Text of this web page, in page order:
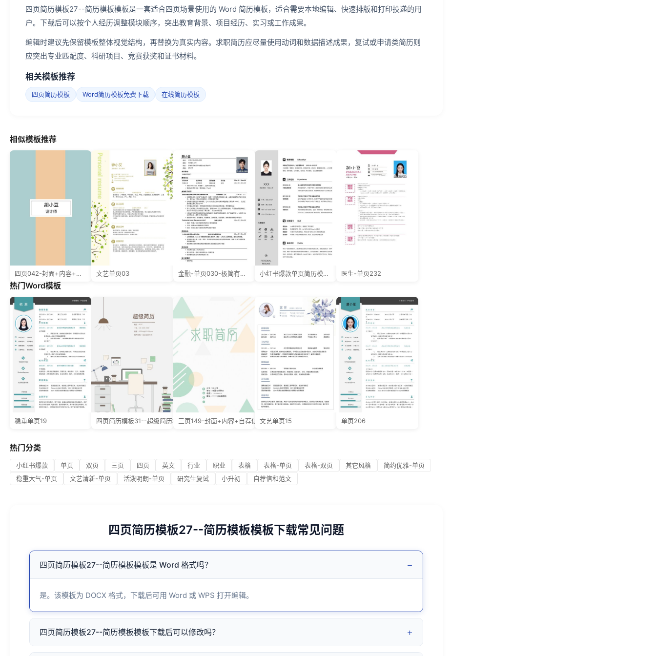
四页简历模板27--简历模板模板是一套适合四页场景使用的 Word 简历模板，适合需要本地编辑、快速排版和打印投递的用
户。下载后可以按个人经历调整模块顺序，突出教育背景、项目经历、实习或工作成果。
编辑时建议先保留模板整体视觉结构，再替换为真实内容。求职简历应尽量使用动词和数据描述成果，复试或申请类简历则
应突出专业匹配度、科研项目、竞赛获奖和证书材料。
相关模板推荐
四页简历模板 Word简历模板免费下载 在线简历模板
相似模板推荐
四页042-封面+内容+自荐信 文艺单页03 金融-单页030-极简有照片 小红书爆款单页简历模板14--超级简历模板 医生-单页232
热门Word模板
稳重单页19 四页简历模板31--超级简历模板三页149-封面+内容+自荐信 文艺单页15 单页206
热门分类
小红书爆款 单页 双页 三页 四页 英文 行业 职业 表格 表格-单页 表格-双页 其它风格
简约优雅-单页
稳重大气-单页
文艺清新-单页 活泼明朗-单页 研究生复试 小升初 自荐信和范文
四页简历模板27--简历模板模板下载常见问题
四页简历模板27--简历模板模板是 Word 格式吗？ −
是。该模板为 DOCX 格式，下载后可用 Word 或 WPS 打开编辑。
四页简历模板27--简历模板模板下载后可以修改吗？ +